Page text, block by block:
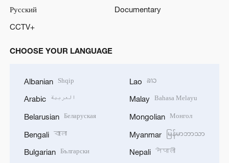
Русский
Documentary
CCTV+
CHOOSE YOUR LANGUAGE
Albanian Shqip
Arabic العربية
Belarusian Беларуская
Bengali বাংলা
Bulgarian Български
Lao ລາວ
Malay Bahasa Melayu
Mongolian Монгол
Myanmar မြန်မာဘာသာ
Nepali नेपाली